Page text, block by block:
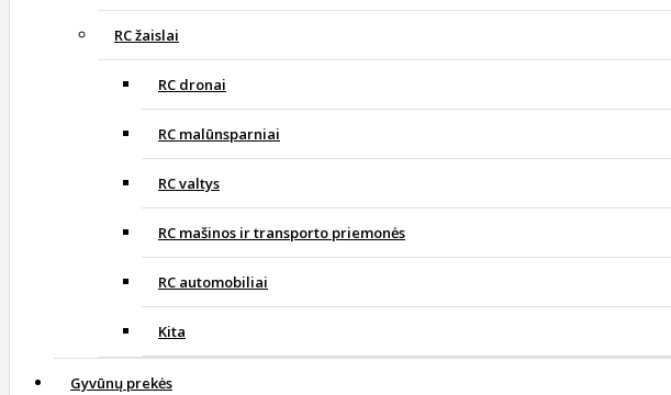
RC žaislai
RC dronai
RC malūnsparniai
RC valtys
RC mašinos ir transporto priemonės
RC automobiliai
Kita
Gyvūnų prekės